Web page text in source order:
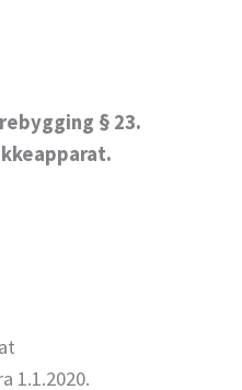
§ 23.
1.1.2020.